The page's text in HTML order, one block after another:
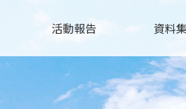
活動報告 資料集